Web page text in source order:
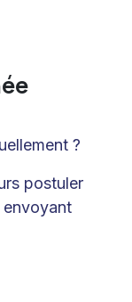
?
postuler
envoyant